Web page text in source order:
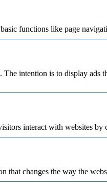
functions like page
intention is to display
interact with websites
that changes the way the